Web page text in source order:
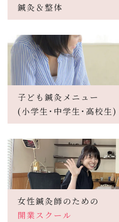
鍼灸＆整体
子ども鍼灸メニュー
(小学生･中学生･高校生)
女性鍼灸師のための
開業スクール